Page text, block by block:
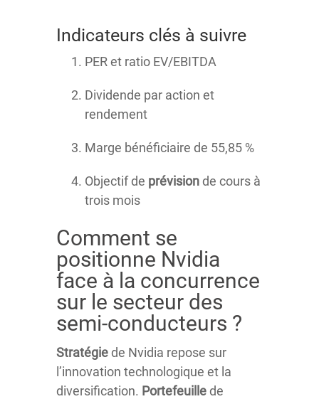
Indicateurs clés à suivre
PER et ratio EV/EBITDA
Dividende par action et
rendement
Marge bénéficiaire de 55,85 %
Objectif de prévision de cours à
trois mois
Comment se
positionne Nvidia
face à la concurrence
sur le secteur des
semi-conducteurs ?
Stratégie de Nvidia repose sur
l’innovation technologique et la
diversification. Portefeuille de